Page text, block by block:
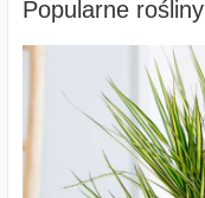
Popularne rośliny